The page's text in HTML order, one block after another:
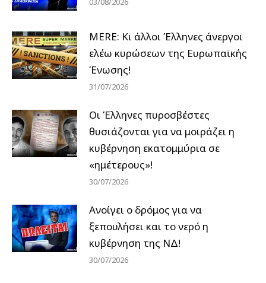
MERE: Κι άλλοι Έλληνες άνεργοι
ελέω κυρώσεων της Ευρωπαϊκής
Ένωσης!
31/07/2026
Οι Έλληνες πυροσβέστες
θυσιάζονται για να μοιράζει η
κυβέρνηση εκατομμύρια σε
«ημέτερους»!
30/07/2026
Ανοίγει ο δρόμος για να
ξεπουλήσει και το νερό η
κυβέρνηση της ΝΔ!
30/07/2026